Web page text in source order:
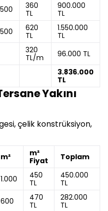
360
TL
900.000
TL
620
TL
1.550.000
TL
320
TL/m
96.000 TL
3.836.000
TL
Yakını
çelik konstrüksiyon,
m²
m²
Fiyat
Toplam
1.000
450
TL
450.000
TL
600
470
TL
282.000
TL